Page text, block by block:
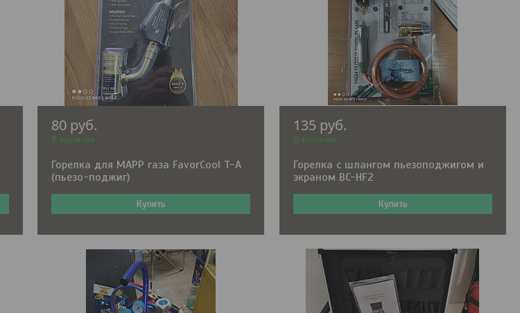
80 руб.
В наличии
Горелка для MAPP газа FavorCool T-A
(пьезо-поджиг)
Купить
135 руб.
В наличии
Горелка с шлангом пьезоподжигом и
экраном BC-HF2
Купить